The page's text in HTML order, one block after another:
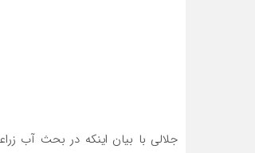
جلالی با بیان اینکه در بحث آب